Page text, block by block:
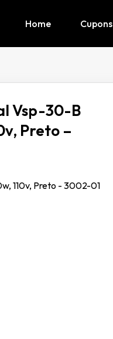
Home Cupons
Vsp-30-B
Preto –
110v, Preto - 3002-01